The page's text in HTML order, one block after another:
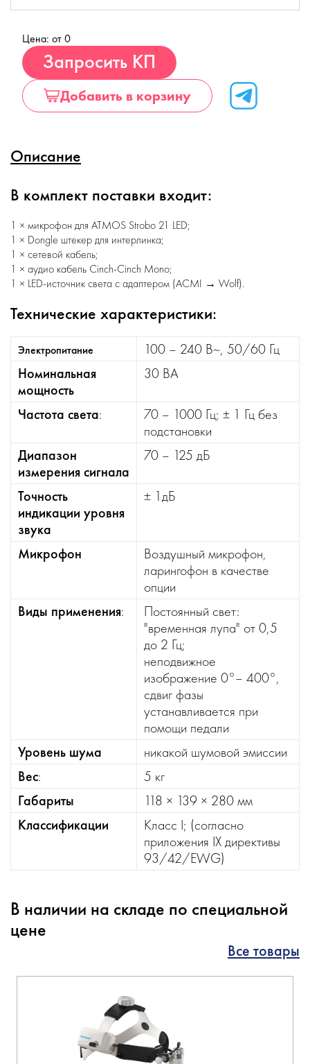
Цена: от 0
Запросить КП
Добавить в корзину
Описание
В комплект поставки входит:
1 × микрофон для ATMOS Strobo 21 LED;
1 × Dongle штекер для интерлинка;
1 × сетевой кабель;
1 × аудио кабель Cinch-Cinch Mono;
1 × LED-источник света с адаптером (ACMI → Wolf).
Технические характеристики:
Электропитание
100 – 240 В~, 50/60 Гц
Номинальная
мощность
30 ВА
Частота света:
70 – 1000 Гц; ± 1 Гц без
подстановки
Диапазон
измерения сигнала
70 – 125 дБ
Точность
индикации уровня
звука
± 1дБ
Микрофон
Воздушный микрофон,
ларингофон в качестве
опции
Виды применения:
Постоянный свет:
"временная лупа" от 0,5
до 2 Гц;
неподвижное
изображение 0°– 400°,
сдвиг фазы
устанавливается при
помощи педали
Уровень шума
никакой шумовой эмиссии
Вес:
5 кг
Габариты
118 × 139 × 280 мм
Классификации
Класс I; (согласно
приложения IX директивы
93/42/EWG)
В наличии на складе по специальной
цене
Все товары